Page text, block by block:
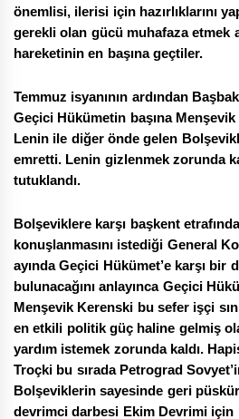
önemlisi, ilerisi için hazırlıklarını
gerekli olan gücü muhafaza etmek
hareketinin en başına geçtiler.
Temmuz isyanının ardından
Geçici Hükümetin başına
Lenin ile diğer önde gelen
emretti. Lenin gizlenmek zorunda
tutuklandı.
Bolşeviklere karşı başkent
konuşlanmasını istediği General
ayında Geçici Hükümet’e karşı bir
bulunacağını anlayınca Geçici
Menşevik Kerenski bu sefer işçi
en etkili politik güç haline gelmiş
yardım istemek zorunda kaldı.
Troçki bu sırada Petrograd
Bolşeviklerin sayesinde geri
devrimci darbesi Ekim Devrimi için